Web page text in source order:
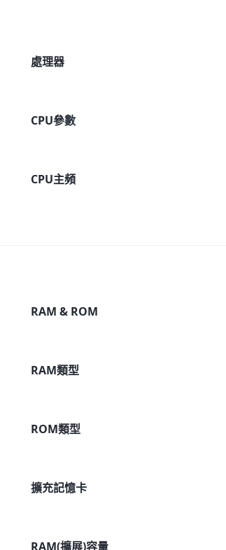
處理器
CPU參數
CPU主頻
RAM & ROM
RAM類型
ROM類型
擴充記憶卡
RAM(擴展)容量